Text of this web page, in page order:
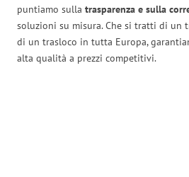
puntiamo sulla trasparenza e sulla
soluzioni su misura. Che si tratti di un
di un trasloco in tutta Europa,
alta qualità a prezzi competitivi.